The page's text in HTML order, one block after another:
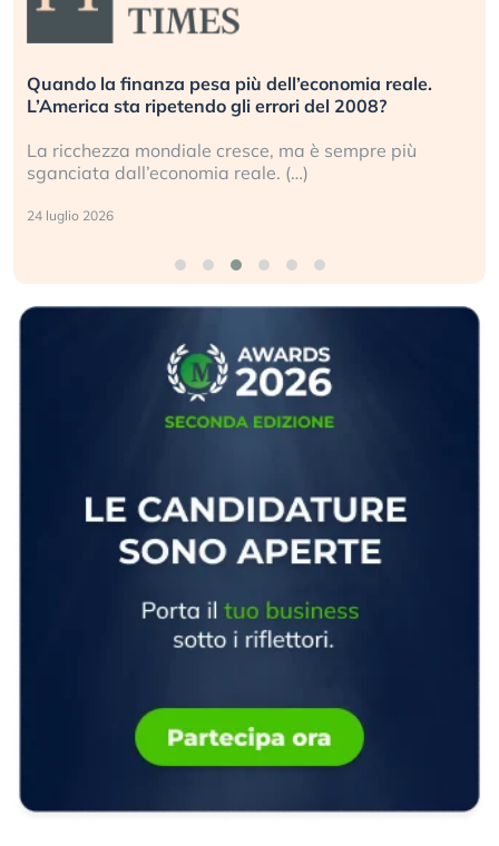
Quando la finanza pesa più dell’economia reale.
L’America sta ripetendo gli errori del 2008?
La ricchezza mondiale cresce, ma è sempre più
sganciata dall’economia reale. (…)
24 luglio 2026